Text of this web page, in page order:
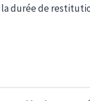
la durée de